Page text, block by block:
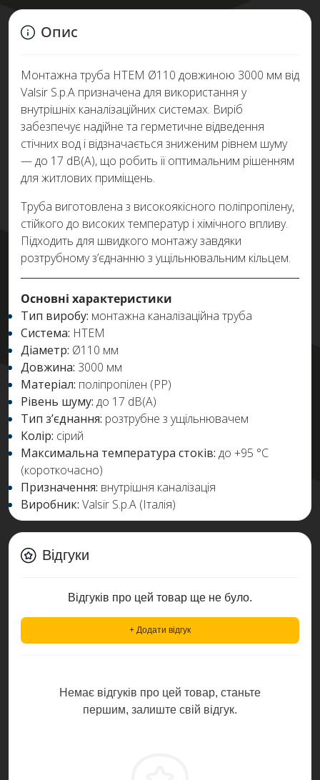
Опис
Монтажна труба HTEM Ø110 довжиною 3000 мм від
Valsir S.p.A призначена для використання у
внутрішніх каналізаційних системах. Виріб
забезпечує надійне та герметичне відведення
стічних вод і відзначається зниженим рівнем шуму
— до 17 dB(A), що робить її оптимальним рішенням
для житлових приміщень.
Труба виготовлена з високоякісного поліпропілену,
стійкого до високих температур і хімічного впливу.
Підходить для швидкого монтажу завдяки
розтрубному з’єднанню з ущільнювальним кільцем.
Основні характеристики
Тип виробу: монтажна каналізаційна труба
Система: HTEM
Діаметр: Ø110 мм
Довжина: 3000 мм
Матеріал: поліпропілен (PP)
Рівень шуму: до 17 dB(A)
Тип з’єднання: розтрубне з ущільнювачем
Колір: сірий
Максимальна температура стоків: до +95 °C
(короткочасно)
Призначення: внутрішня каналізація
Виробник: Valsir S.p.A (Італія)
Відгуки
Відгуків про цей товар ще не було.
+ Додати відгук
Немає відгуків про цей товар, станьте
першим, залиште свій відгук.